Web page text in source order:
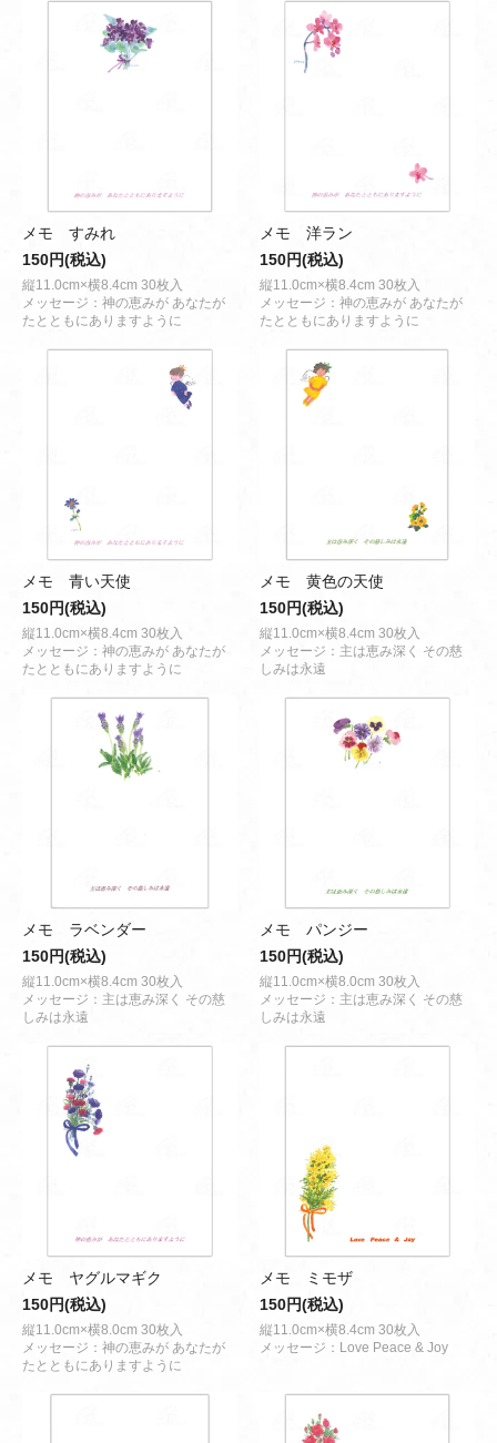
メモ すみれ
150円(税込)
縦11.0cm×横8.4cm 30枚入
メッセージ：神の恵みが あなたが
たとともにありますように
メモ 洋ラン
150円(税込)
縦11.0cm×横8.4cm 30枚入
メッセージ：神の恵みが あなたが
たとともにありますように
メモ 青い天使
150円(税込)
縦11.0cm×横8.4cm 30枚入
メッセージ：神の恵みが あなたが
たとともにありますように
メモ 黄色の天使
150円(税込)
縦11.0cm×横8.4cm 30枚入
メッセージ：主は恵み深く その慈
しみは永遠
メモ ラベンダー
150円(税込)
縦11.0cm×横8.4cm 30枚入
メッセージ：主は恵み深く その慈
しみは永遠
メモ パンジー
150円(税込)
縦11.0cm×横8.0cm 30枚入
メッセージ：主は恵み深く その慈
しみは永遠
メモ ヤグルマギク
150円(税込)
縦11.0cm×横8.0cm 30枚入
メッセージ：神の恵みが あなたが
たとともにありますように
メモ ミモザ
150円(税込)
縦11.0cm×横8.4cm 30枚入
メッセージ：Love Peace & Joy